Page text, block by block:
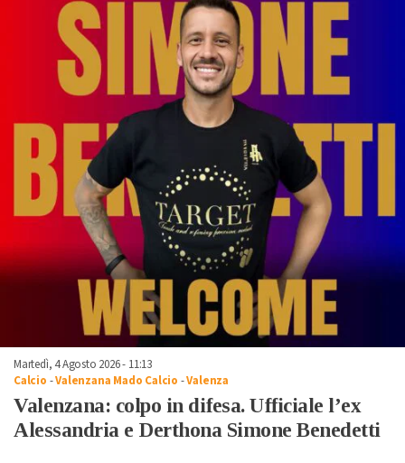
Martedì, 4 Agosto 2026 - 11:13
Calcio -Valenzana Mado Calcio -Valenza
Valenzana: colpo in difesa. Ufficiale l’ex
Alessandria e Derthona Simone Benedetti